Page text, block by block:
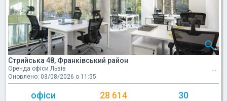
Стрийська 48, Франківський район
Оренда офіси Львів
Оновлено: 03/08/2026 о 11:55
офіси 28 614 30